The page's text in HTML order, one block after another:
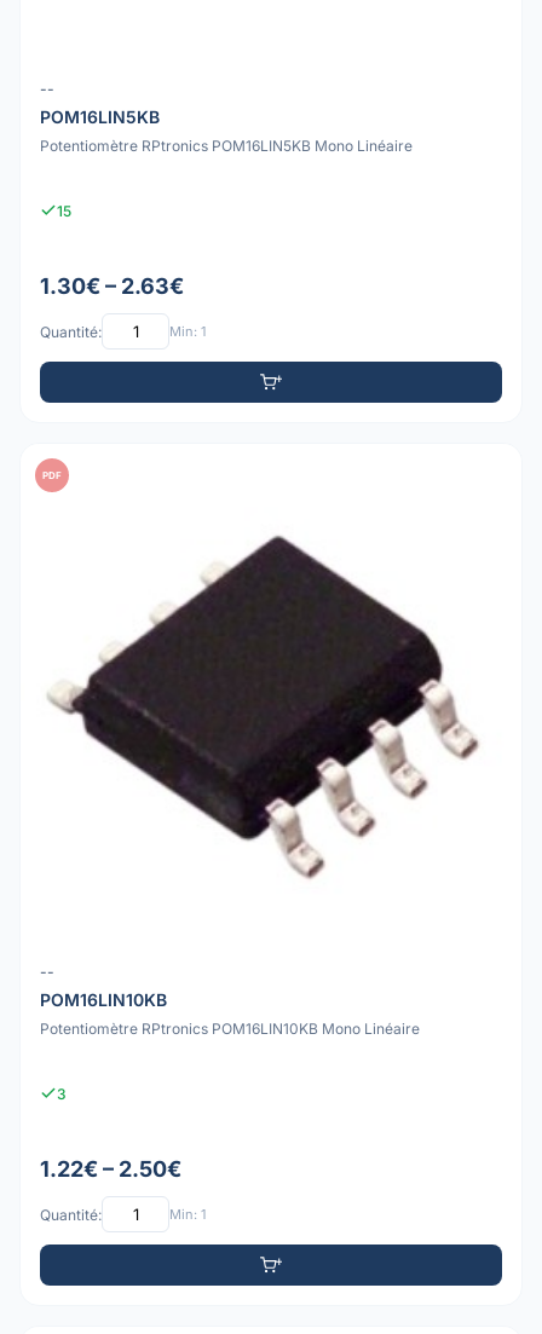
--
POM16LIN5KB
Potentiomètre RPtronics POM16LIN5KB Mono Linéaire
15
1.30€ – 2.63€
Quantité: Min: 1
PDF
--
POM16LIN10KB
Potentiomètre RPtronics POM16LIN10KB Mono Linéaire
3
1.22€ – 2.50€
Quantité: Min: 1